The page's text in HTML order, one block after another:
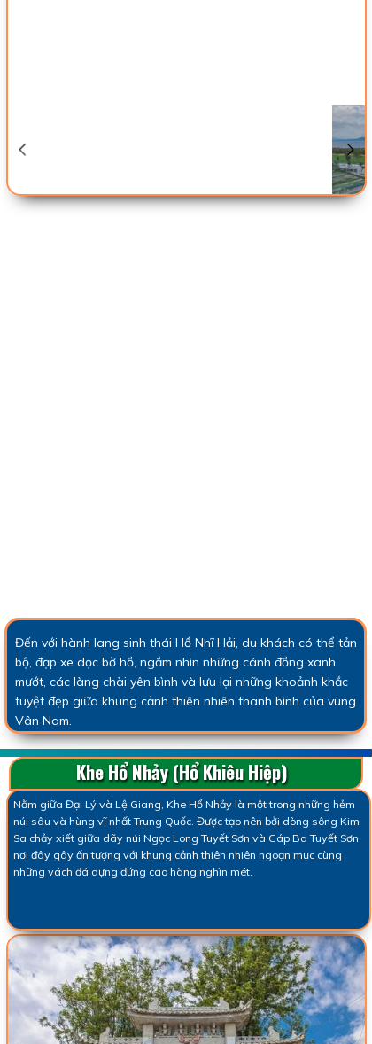
Đến với hành lang sinh thái Hồ Nhĩ Hải, du khách có thể tản
bộ, đạp xe dọc bờ hồ, ngắm nhìn những cánh đồng xanh
mướt, các làng chài yên bình và lưu lại những khoảnh khắc
tuyệt đẹp giữa khung cảnh thiên nhiên thanh bình của vùng
Vân Nam.
Khe Hổ Nhảy (Hổ Khiêu Hiệp)
Nằm giữa Đại Lý và Lệ Giang, Khe Hổ Nhảy là một trong những hẻm
núi sâu và hùng vĩ nhất Trung Quốc. Được tạo nên bởi dòng sông Kim
Sa chảy xiết giữa dãy núi Ngọc Long Tuyết Sơn và Cáp Ba Tuyết Sơn,
nơi đây gây ấn tượng với khung cảnh thiên nhiên ngoạn mục cùng
những vách đá dựng đứng cao hàng nghìn mét.